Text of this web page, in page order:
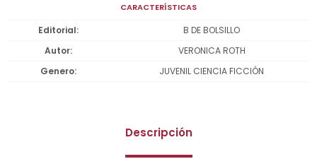
CARACTERÍSTICAS
Editorial
B DE BOLSILLO
Autor
VERONICA ROTH
Genero
JUVENIL CIENCIA FICCIÓN
Descripción